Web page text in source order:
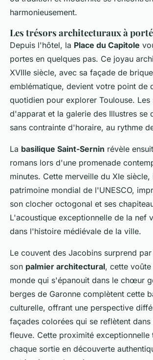
harmonieusement.
Les trésors architecturaux à
Depuis l'hôtel, la Place du Capitole
portes en quelques pas. Ce joyau
XVIIIe siècle, avec sa façade de
emblématique, devient votre point de
quotidien pour explorer Toulouse. Les
d'apparat et la galerie des Illustres se
sans contrainte d'horaire, au rythme
La basilique Saint-Sernin révèle
romans lors d'une promenade
minutes. Cette merveille du XIe siècle,
patrimoine mondial de l'UNESCO,
son clocher octogonal et ses
L'acoustique exceptionnelle de la nef
dans l'histoire médiévale de la ville.
Le couvent des Jacobins surprend
son palmier architectural, cette
monde qui s'épanouit dans le chœur
berges de Garonne complètent cette
culturelle, offrant une perspective
façades colorées qui se reflètent dans
fleuve. Cette proximité exceptionnelle
chaque sortie en découverte